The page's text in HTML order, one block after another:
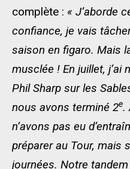
complète : « J’aborde
confiance, je vais
saison en figaro. Mais
musclée ! En juillet, j’ai
Phil Sharp sur les
nous avons terminé 2e.
n’avons pas eu
préparer au Tour, mais
journées. Notre